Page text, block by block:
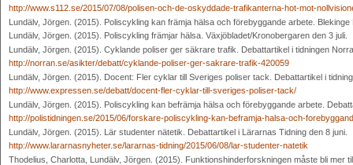
http://www.s112.se/2015/07/08/polisen-och-de-oskyddade-trafikanterna-hot-mot-
Lundälv, Jörgen. (2015). Poliscykling kan främja hälsa och förebyggande arbete. Blekinge
Lundälv, Jörgen. (2015). Poliscykling främjar hälsa. Växjöbladet/Kronobergaren den 3 juli.
Lundälv, Jörgen. (2015). Cyklande poliser ger säkrare trafik. Debattartikel i tidningen
http://norran.se/asikter/debatt/cyklande-poliser-ger-sakrare-trafik-420059
Lundälv, Jörgen. (2015). Docent: Fler cyklar till Sveriges poliser tack. Debattartikel i
http://www.expressen.se/debatt/docent-fler-cyklar-till-sveriges-poliser-tack/
Lundälv, Jörgen. (2015). Poliscykling kan befrämja hälsa och förebyggande arbete.
http://polistidningen.se/2015/06/forskare-poliscykling-kan-beframja-halsa-och-
Lundälv, Jörgen. (2015). Lär studenter nätetik. Debattartikel i Lärarnas Tidning den 8 juni.
http://www.lararnasnyheter.se/lararnas-tidning/2015/06/08/lar-studenter-natetik
Thodelius, Charlotta, Lundälv, Jörgen. (2015). Funktionshinderforskningen måste bli mer